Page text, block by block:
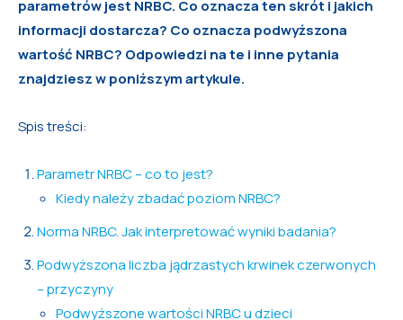
parametrów jest NRBC. Co oznacza ten skrót i jakich
informacji dostarcza? Co oznacza podwyższona
wartość NRBC? Odpowiedzi na te i inne pytania
znajdziesz w poniższym artykule.
Spis treści:
Parametr NRBC – co to jest?
Kiedy należy zbadać poziom NRBC?
Norma NRBC. Jak interpretować wyniki badania?
Podwyższona liczba jądrzastych krwinek czerwonych
– przyczyny
Podwyższone wartości NRBC u dzieci